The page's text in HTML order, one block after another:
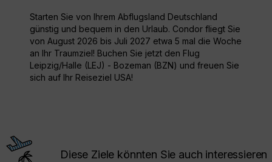
Starten Sie von Ihrem Abflugsland Deutschland
günstig und bequem in den Urlaub. Condor fliegt Sie
von August 2026 bis Juli 2027 etwa 5 mal die Woche
an Ihr Traumziel! Buchen Sie jetzt den Flug
Leipzig/Halle (LEJ) - Bozeman (BZN) und freuen Sie
sich auf Ihr Reiseziel USA!
Diese Ziele könnten Sie auch interessieren